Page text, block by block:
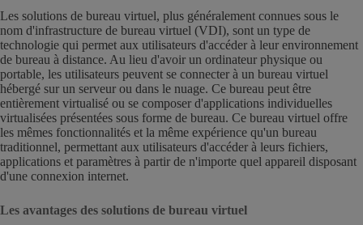
Les solutions de bureau virtuel, plus généralement connues sous le
nom d'infrastructure de bureau virtuel (VDI), sont un type de
technologie qui permet aux utilisateurs d'accéder à leur environnement
de bureau à distance. Au lieu d'avoir un ordinateur physique ou
portable, les utilisateurs peuvent se connecter à un bureau virtuel
hébergé sur un serveur ou dans le nuage. Ce bureau peut être
entièrement virtualisé ou se composer d'applications individuelles
virtualisées présentées sous forme de bureau. Ce bureau virtuel offre
les mêmes fonctionnalités et la même expérience qu'un bureau
traditionnel, permettant aux utilisateurs d'accéder à leurs fichiers,
applications et paramètres à partir de n'importe quel appareil disposant
d'une connexion internet.
Les avantages des solutions de bureau virtuel